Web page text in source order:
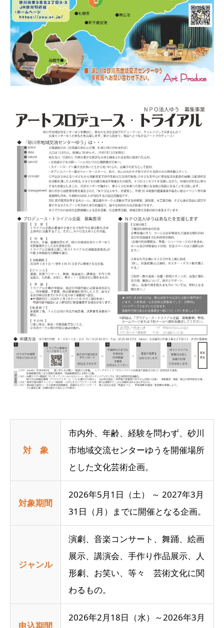
対 象
市内外、年齢、経験を問わず、砂川
市地域交流センターゆうを開催場所
とした文化芸術企画。
対象期間
2026年5月1日（土） ～ 2027年3月
31日（月）までに開催となる企画。
ジャンル
演劇、音楽コンサート、舞踊、絵画
展示、講演会、手作り作品展示、人
形劇、お笑い、等々 芸術文化に関
わるもの。
2026年2月18日（水）～2026年3月